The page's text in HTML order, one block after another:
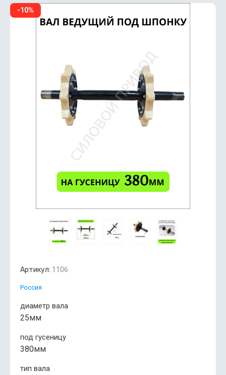
-10%
Артикул: 1106
Россия
диаметр вала
25мм
под гусеницу
380мм
тип вала